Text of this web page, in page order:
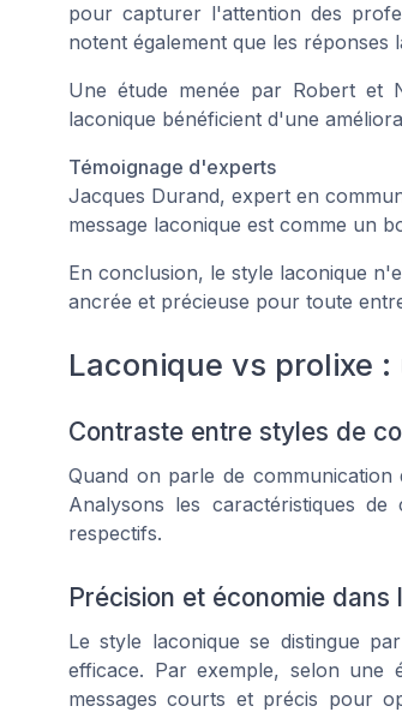
pour capturer l'attention des
notent également que les réponses
Une étude menée par Robert et
laconique bénéficient d'une
Témoignage d'experts
Jacques Durand, expert en
message laconique est comme un
En conclusion, le style laconique
ancrée et précieuse pour toute
Laconique vs prolixe
Contraste entre styles de
Quand on parle de
Analysons les caractéristiques
respectifs.
Précision et économie
Le style laconique se distingue
efficace. Par exemple, selon une
messages courts et précis pour